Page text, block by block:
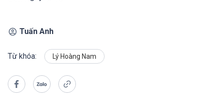
Tuấn Anh
Từ khóa: Lý Hoàng Nam